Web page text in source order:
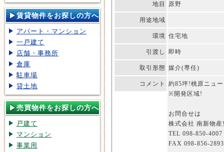
地目 原野
用途地域
環境 住宅地
引渡し 即時
取引形態 媒介(専任)
コメント
約85坪!桃原ニュ
※開発区域!
お問合せは
株式会社 南新物
TEL 098-850-4007
FAX 098-856-2893
賃貸物件をお探しの方へ
アパート・マンション
一戸建て
店舗・事務所
倉庫
駐車場
貸土地
売買物件をお探しの方へ
戸建て
マンション
事業用